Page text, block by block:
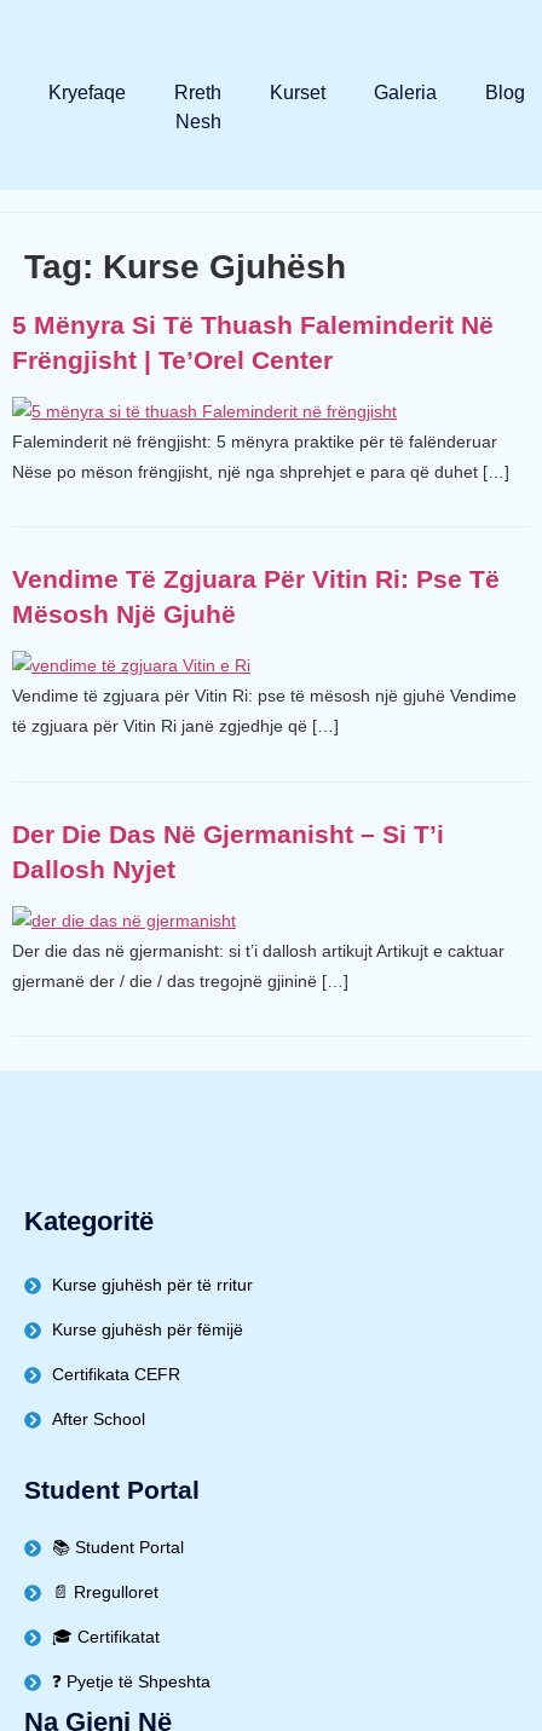
Kryefaqe
Rreth
Nesh
Kurset Galeria Blog
Tag: Kurse Gjuhësh
5 Mënyra Si Të Thuash Faleminderit Në
Frëngjisht | Te’Orel Center
Faleminderit në frëngjisht: 5 mënyra praktike për të falënderuar
Nëse po mëson frëngjisht, një nga shprehjet e para që duhet […]
Vendime Të Zgjuara Për Vitin Ri: Pse Të
Mësosh Një Gjuhë
Vendime të zgjuara për Vitin Ri: pse të mësosh një gjuhë Vendime
të zgjuara për Vitin Ri janë zgjedhje që […]
Der Die Das Në Gjermanisht – Si T’i
Dallosh Nyjet
Der die das në gjermanisht: si t’i dallosh artikujt Artikujt e caktuar
gjermanë der / die / das tregojnë gjininë […]
Kategoritë
Kurse gjuhësh për të rritur
Kurse gjuhësh për fëmijë
Certifikata CEFR
After School
Student Portal
📚 Student Portal
📄 Rregulloret
🎓 Certifikatat
❓ Pyetje të Shpeshta
Na Gjeni Në